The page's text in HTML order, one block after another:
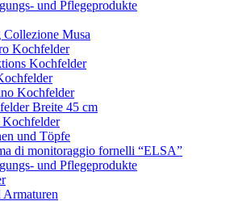
und Pflegeprodukte
Collezione Musa
Kochfelder
Kochfelder
Kochfelder
Breite 45 cm
Kochfelder
und Töpfe
di monitoraggio fornelli “ELSA”
und Pflegeprodukte
Armaturen